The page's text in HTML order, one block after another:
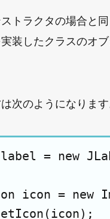
トラクタの場合と
装したクラスのオ
次のようになります
= new
icon = new